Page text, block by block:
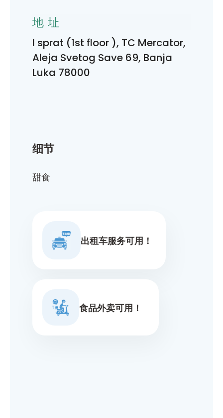
细节
甜食
出租车服务可用！
食品外卖可用！
地址
I sprat (1st floor ), TC Mercator,
Aleja Svetog Save 69, Banja
Luka 78000